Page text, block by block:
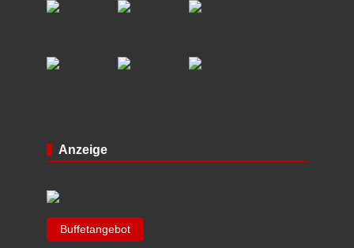
Anzeige
Buffetangebot